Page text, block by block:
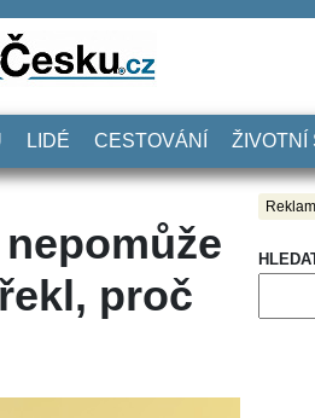
LIDÉ CESTOVÁNÍ ŽIVOTNÍ
proč